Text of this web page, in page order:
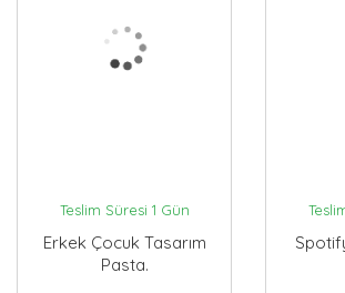
Teslim Süresi 1 Gün
Erkek Çocuk Tasarım
Pasta.